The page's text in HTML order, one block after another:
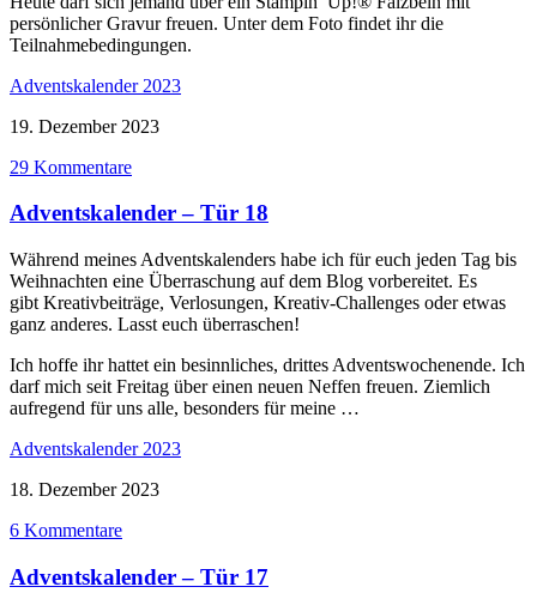
persönlicher Gravur freuen. Unter dem Foto findet ihr die
Teilnahmebedingungen.
Adventskalender 2023
19. Dezember 2023
29 Kommentare
Adventskalender – Tür 18
Während meines Adventskalenders habe ich für euch jeden Tag bis
Weihnachten eine Überraschung auf dem Blog vorbereitet. Es
gibt Kreativbeiträge, Verlosungen, Kreativ-Challenges oder etwas
ganz anderes. Lasst euch überraschen!
Ich hoffe ihr hattet ein besinnliches, drittes Adventswochenende. Ich
darf mich seit Freitag über einen neuen Neffen freuen. Ziemlich
aufregend für uns alle, besonders für meine …
Adventskalender 2023
18. Dezember 2023
6 Kommentare
Adventskalender – Tür 17